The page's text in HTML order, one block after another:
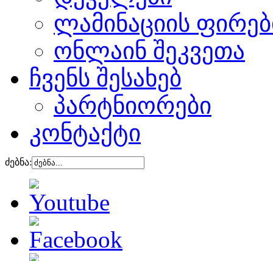
ლამინაციის
ონლაინ შეკვეთა
ჩვენს შესახებ
პარტნიორები
კონტაქტი
ძებნა: